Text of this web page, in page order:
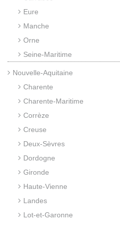
Eure
Manche
Orne
Seine-Maritime
Nouvelle-Aquitaine
Charente
Charente-Maritime
Corrèze
Creuse
Deux-Sèvres
Dordogne
Gironde
Haute-Vienne
Landes
Lot-et-Garonne